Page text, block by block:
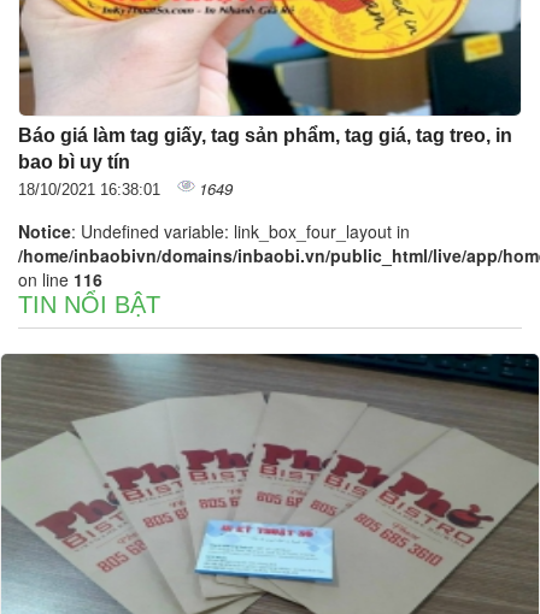
Báo giá làm tag giấy, tag sản phẩm, tag giá, tag treo, in
bao bì uy tín
18/10/2021 16:38:01 1649
Notice: Undefined variable: link_box_four_layout in
/home/inbaobivn/domains/inbaobi.vn/public_html/live/app/
on line 116
TIN NỔI BẬT